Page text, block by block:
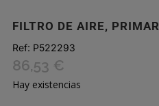
FILTRO DE AIRE,
Ref: P522293
86,53 €
Hay existencias